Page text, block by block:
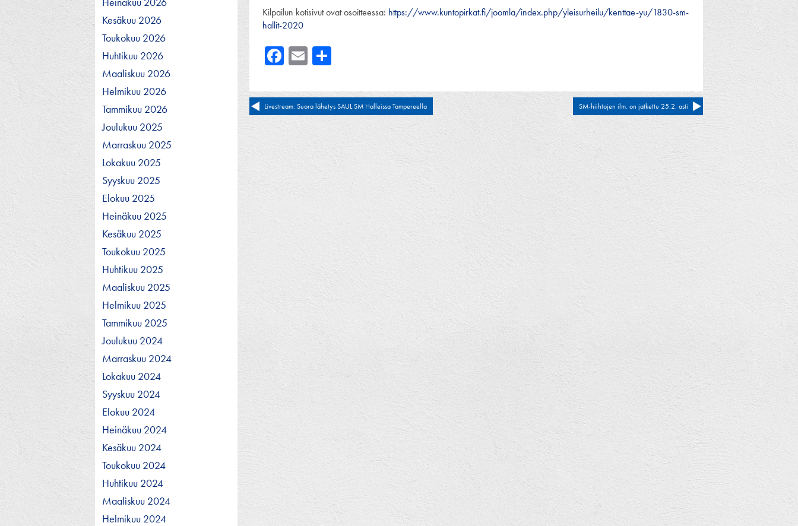
Kesäkuu 2026
Toukokuu 2026
Huhtikuu 2026
Maaliskuu 2026
Helmikuu 2026
Tammikuu 2026
Joulukuu 2025
Marraskuu 2025
Lokakuu 2025
Syyskuu 2025
Elokuu 2025
Heinäkuu 2025
Kesäkuu 2025
Toukokuu 2025
Huhtikuu 2025
Maaliskuu 2025
Helmikuu 2025
Tammikuu 2025
Joulukuu 2024
Marraskuu 2024
Lokakuu 2024
Syyskuu 2024
Elokuu 2024
Heinäkuu 2024
Kesäkuu 2024
Toukokuu 2024
Huhtikuu 2024
Maaliskuu 2024
Helmikuu 2024
Kilpailun kotisivut ovat osoitteessa: https://www.kuntopirkat.fi/joomla/index.php/yleisurheilu/kenttae-yu/1830-sm-
hallit-2020
Facebook
Email
Artikkelien
selaus
Livestream: Suora lähetys SAUL SM Halleissa Tampereella SM-hiihtojen ilm. on jatkettu 25.2. asti